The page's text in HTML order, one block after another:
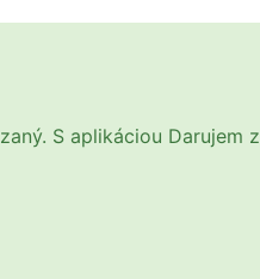
S aplikáciou